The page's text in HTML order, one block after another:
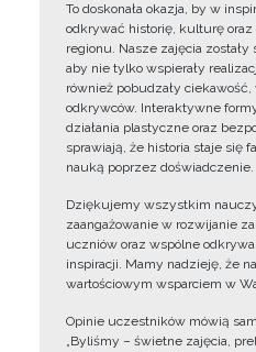
To doskonała okazja, by w
odkrywać historię, kulturę
regionu. Nasze zajęcia zostały
aby nie tylko wspierały
również pobudzały
odkrywców. Interaktywne
działania plastyczne oraz
sprawiają, że historia staje się
nauką poprzez doświadczenie.
Dziękujemy wszystkim
zaangażowanie w rozwijanie
uczniów oraz wspólne
inspiracji. Mamy nadzieję, że
wartościowym wsparciem w
Opinie uczestników mówią
„Byliśmy – świetne zajęcia,